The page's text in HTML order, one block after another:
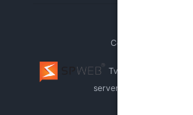
Copyright © PPP Brno
Tvorba webu Brno
serverů